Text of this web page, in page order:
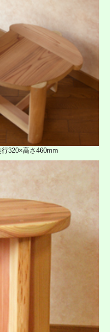
320×高さ460mm